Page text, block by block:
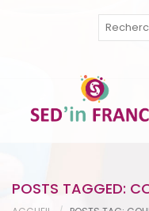
POSTS TAGGED: